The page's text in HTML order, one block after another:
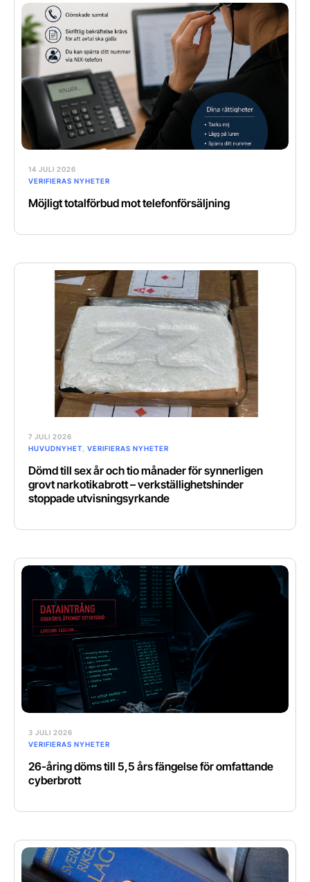
14 JULI 2026
VERIFIERAS NYHETER
Möjligt totalförbud mot telefonförsäljning
7 JULI 2026
HUVUDNYHET, VERIFIERAS NYHETER
Dömd till sex år och tio månader för synnerligen
grovt narkotikabrott – verkställighetshinder
stoppade utvisningsyrkande
3 JULI 2026
VERIFIERAS NYHETER
26-åring döms till 5,5 års fängelse för omfattande
cyberbrott